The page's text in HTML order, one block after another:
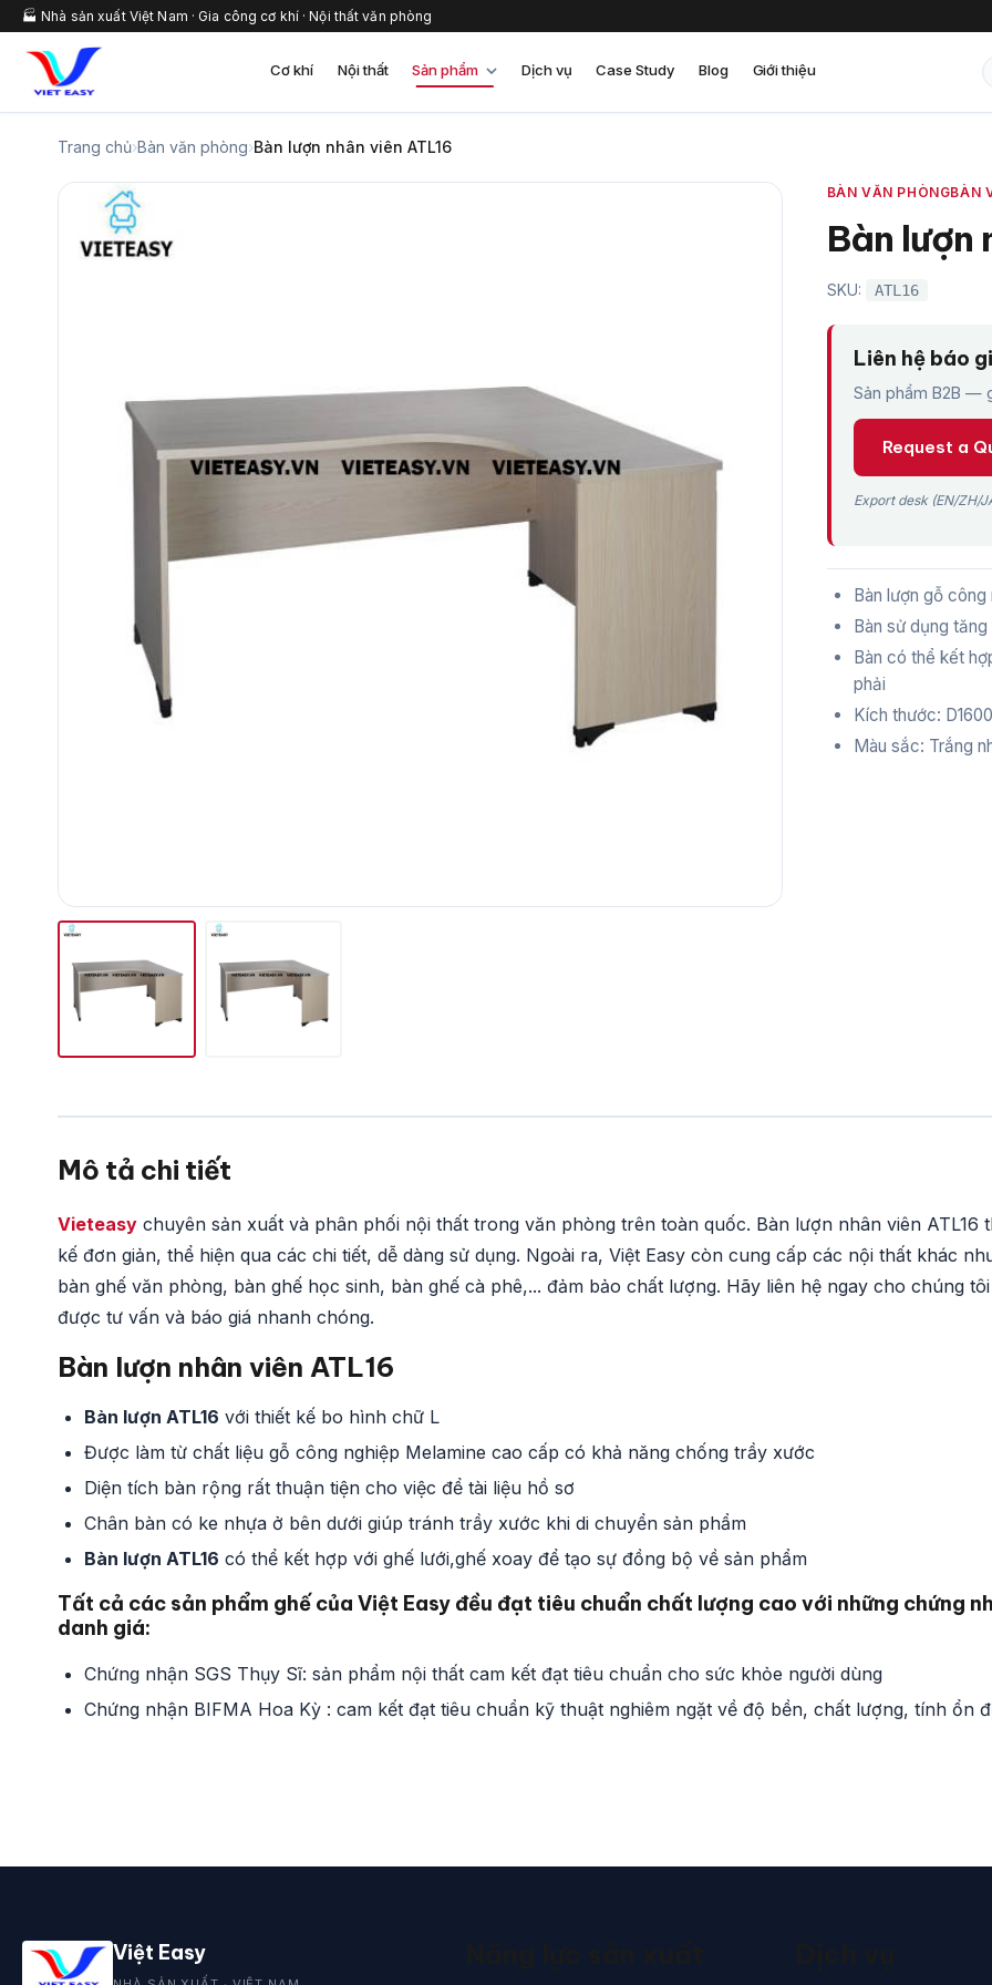
🏭 Nhà sản xuất Việt Nam · Gia công cơ khí · Nội thất văn phòng
Cơ khí Nội thất Sản phẩm Dịch vụ Case Study Blog Giới thiệu
Trang chủ›Bàn văn phòng›Bàn lượn nhân viên ATL16
BÀN VĂN PHÒNGBÀN
Bàn lượn
SKU: ATL16
Liên hệ báo
Sản phẩm B2B —
Request a
Export desk (EN/ZH/
Bàn lượn gỗ
Bàn sử dụng
Bàn có thể kết
phải
Kích thước:
Màu sắc: Trắng
Mô tả chi tiết
Vieteasy chuyên sản xuất và phân phối nội thất trong văn phòng trên toàn quốc. Bàn lượn nhân viên ATL16
kế đơn giản, thể hiện qua các chi tiết, dễ dàng sử dụng. Ngoài ra, Việt Easy còn cung cấp các nội thất khác
bàn ghế văn phòng, bàn ghế học sinh, bàn ghế cà phê,... đảm bảo chất lượng. Hãy liên hệ ngay cho chúng
được tư vấn và báo giá nhanh chóng.
Bàn lượn nhân viên ATL16
Bàn lượn ATL16 với thiết kế bo hình chữ L
Được làm từ chất liệu gỗ công nghiệp Melamine cao cấp có khả năng chống trầy xước
Diện tích bàn rộng rất thuận tiện cho việc để tài liệu hồ sơ
Chân bàn có ke nhựa ở bên dưới giúp tránh trầy xước khi di chuyển sản phẩm
Bàn lượn ATL16 có thể kết hợp với ghế lưới,ghế xoay để tạo sự đồng bộ về sản phẩm
Tất cả các sản phẩm ghế của Việt Easy đều đạt tiêu chuẩn chất lượng cao với những chứng
danh giá:
Chứng nhận SGS Thụy Sĩ: sản phẩm nội thất cam kết đạt tiêu chuẩn cho sức khỏe người dùng
Chứng nhận BIFMA Hoa Kỳ : cam kết đạt tiêu chuẩn kỹ thuật nghiêm ngặt về độ bền, chất lượng, tính ổn
Việt Easy